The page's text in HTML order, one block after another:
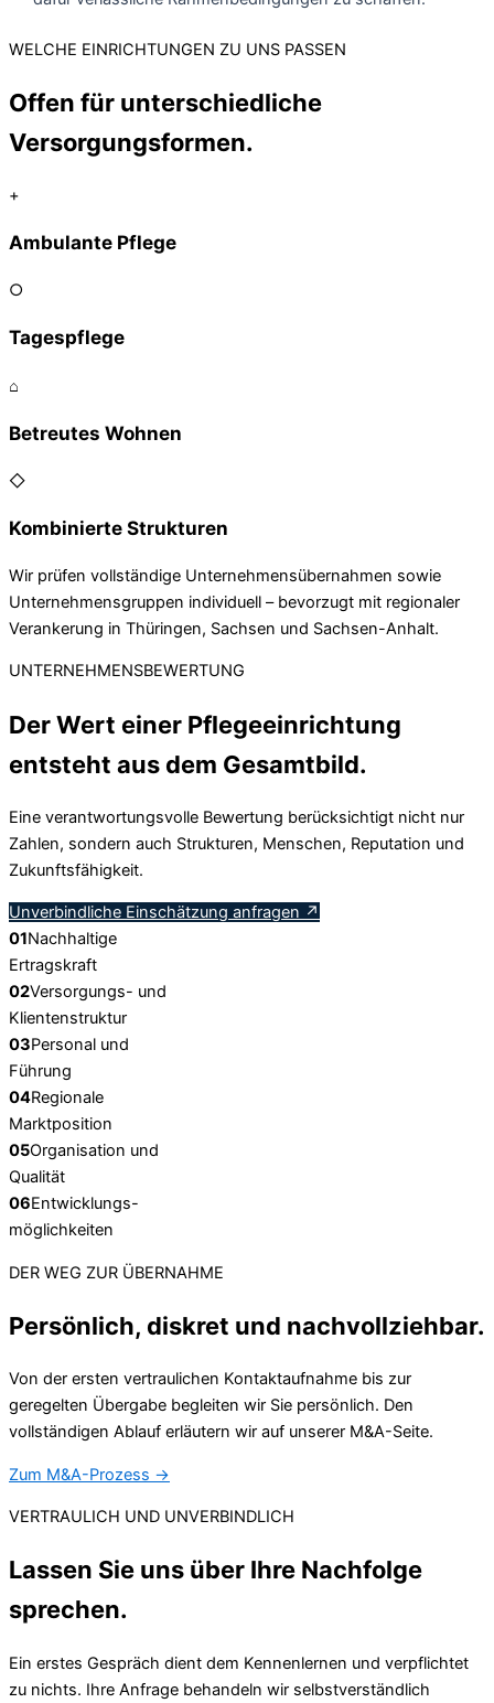
WELCHE EINRICHTUNGEN ZU UNS PASSEN
Offen für unterschiedliche
Versorgungsformen.
+
Ambulante Pflege
○
Tagespflege
⌂
Betreutes Wohnen
◇
Kombinierte Strukturen
Wir prüfen vollständige Unternehmensübernahmen sowie
Unternehmensgruppen individuell – bevorzugt mit regionaler
Verankerung in Thüringen, Sachsen und Sachsen-Anhalt.
UNTERNEHMENSBEWERTUNG
Der Wert einer Pflegeeinrichtung
entsteht aus dem Gesamtbild.
Eine verantwortungsvolle Bewertung berücksichtigt nicht nur
Zahlen, sondern auch Strukturen, Menschen, Reputation und
Zukunftsfähigkeit.
Unverbindliche Einschätzung anfragen ↗
01Nachhaltige
Ertragskraft
02Versorgungs- und
Klientenstruktur
03Personal und
Führung
04Regionale
Marktposition
05Organisation und
Qualität
06Entwicklungs-
möglichkeiten
DER WEG ZUR ÜBERNAHME
Persönlich, diskret und nachvollziehbar.
Von der ersten vertraulichen Kontaktaufnahme bis zur
geregelten Übergabe begleiten wir Sie persönlich. Den
vollständigen Ablauf erläutern wir auf unserer M&A-Seite.
Zum M&A-Prozess →
VERTRAULICH UND UNVERBINDLICH
Lassen Sie uns über Ihre Nachfolge
sprechen.
Ein erstes Gespräch dient dem Kennenlernen und verpflichtet
zu nichts. Ihre Anfrage behandeln wir selbstverständlich